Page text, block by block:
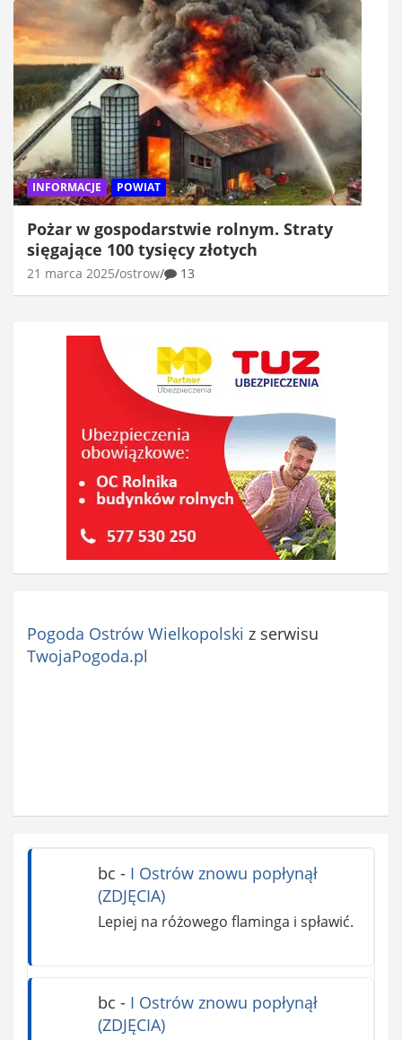
INFORMACJE POWIAT
Pożar w gospodarstwie rolnym. Straty
sięgające 100 tysięcy złotych
21 marca 2025 ostrow 13
Pogoda Ostrów Wielkopolski z serwisu
TwojaPogoda.pl
bc - I Ostrów znowu popłynął
(ZDJĘCIA)
Lepiej na różowego flaminga i spławić.
bc - I Ostrów znowu popłynął
(ZDJĘCIA)